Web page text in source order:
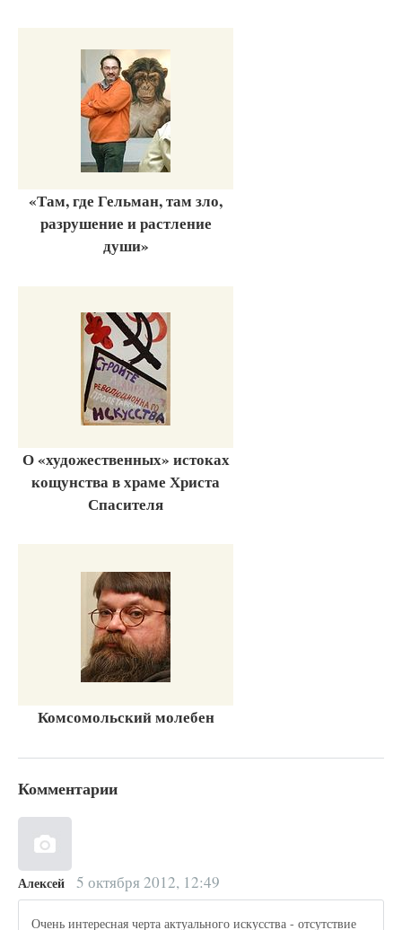
«Там, где Гельман, там зло,
разрушение и растление
души»
О «художественных» истоках
кощунства в храме Христа
Спасителя
Комсомольский молебен
Комментарии
Алексей 5 октября 2012, 12:49
Очень интересная черта актуального искусства - отсутствие